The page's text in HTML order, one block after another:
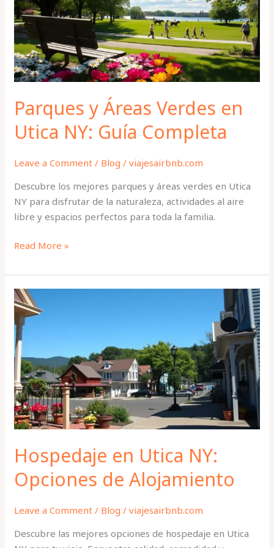
Parques y Áreas Verdes en
Utica NY: Guía Completa
Leave a Comment / Blog /viajesairbnb.com
Descubre los mejores parques y áreas verdes en Utica
NY para disfrutar de la naturaleza, actividades al aire
libre y espacios perfectos para toda la familia.
en
Utica
NY:
Guía
Completa
Read More »
Hospedaje en Utica NY:
Opciones de Alojamiento
Leave a Comment / Blog /viajesairbnb.com
Descubre las mejores opciones de hospedaje en Utica
Hospedaje
en
Utica
NY:
Opciones
de
Alojamiento